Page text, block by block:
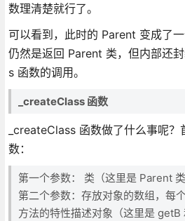
数理清楚就行了。
可以看到，此时的 Parent 变成了
仍然是返回 Parent 类，但内部还
s 函数的调用。
_createClass 函数
_createClass 函数做了什么事呢
数：
第一个参数： 类（这里是 Parent 类
第二个参数：存放对象的数组，每
方法的特性描述对象（这里是 getB